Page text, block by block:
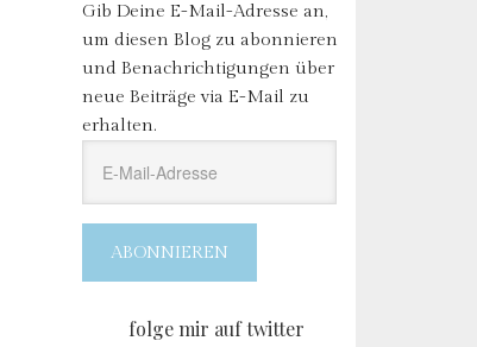
Gib Deine E-Mail-Adresse an,
um diesen Blog zu abonnieren
und Benachrichtigungen über
neue Beiträge via E-Mail zu
erhalten.
Mail-
Adresse
ABONNIEREN
folge mir auf twitter